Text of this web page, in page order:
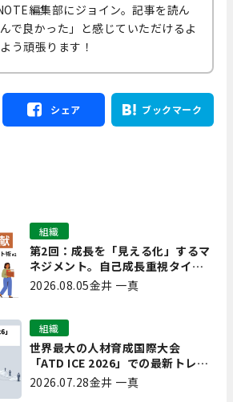
編集部にジョイン。記事を読ん
で良かった」と感じていただけるよ
う頑張ります！
シェア ブックマーク
第2回：成長を「見える化」するマ
ネジメント。自己成長重視タイプ
の離職を防ぐ技術
組織
2026.08.05金井 一真
世界最大の人材育成国際大会
「ATD ICE 2026」での最新トレン
ドと成功事例｜「重要で実用的
な、日本にも合う」ホットトピッ
組織
2026.07.28金井 一真